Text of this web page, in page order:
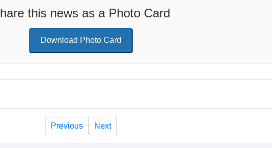
this news as a Photo Card
Download Photo Card
Previous Next